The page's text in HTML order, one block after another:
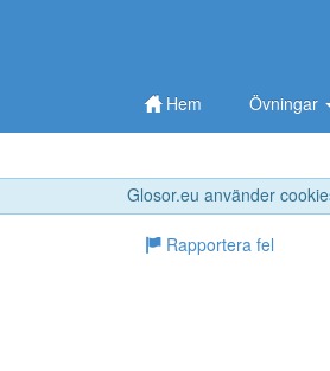
Glosor.eu använder
Hem Övningar
Rapportera fel